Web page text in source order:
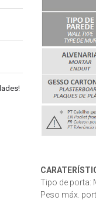
Tipo de porta:
Peso máx.